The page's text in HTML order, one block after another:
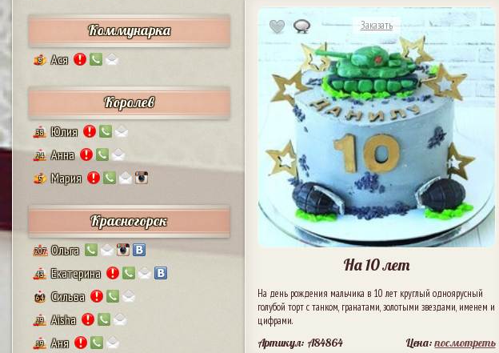
Коммунарка
8 Ася
Королев
38 Юлия
24 Анна
5 Мария
Красногорск
207 Ольга
43 Екатерина
64 Сильва
29 Aisha
19
Аня
Заказать
На 10 лет
На день рождения мальчика в 10 лет круглый одноярусный
голубой торт с танком, гранатами, золотыми звездами, именем и
цифрами.
Артикул: A84864 Цена:посмотреть